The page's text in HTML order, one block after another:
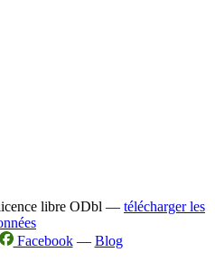
libre ODbl — télécharger les
Facebook— Blog